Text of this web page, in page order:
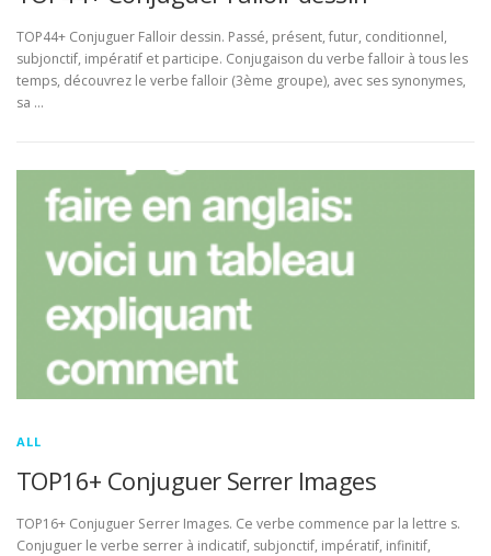
TOP44+ Conjuguer Falloir dessin. Passé, présent, futur, conditionnel,
subjonctif, impératif et participe. Conjugaison du verbe falloir à tous les
temps, découvrez le verbe falloir (3ème groupe), avec ses synonymes,
sa …
ALL
TOP16+ Conjuguer Serrer Images
TOP16+ Conjuguer Serrer Images. Ce verbe commence par la lettre s.
Conjuguer le verbe serrer à indicatif, subjonctif, impératif, infinitif,